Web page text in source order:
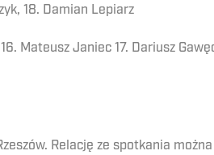
18. Damian Lepiarz
Mateusz Janiec 17. Dariusz
Relację ze spotkania